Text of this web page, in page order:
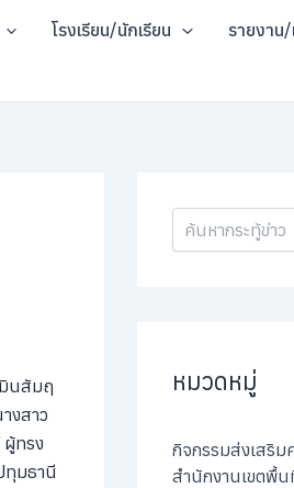
โรงเรียน/นักเรียน รายงาน
นสัมฤ
งสาว
ทรง
ทุมธานี
หมวดหมู่
กิจกรรมส่งเสริม
สำนักงานเขตพื้